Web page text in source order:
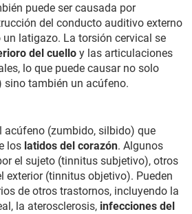
puede ser causada por
del conducto auditivo externo
latigazo. La torsión cervical se
del cuello y las articulaciones
lo que puede causar no solo
sino también un acúfeno.
acúfeno (zumbido, silbido) que
los latidos del corazón. Algunos
el sujeto (tinnitus subjetivo), otros
exterior (tinnitus objetivo). Pueden
de otros trastornos, incluyendo la
la aterosclerosis, infecciones del